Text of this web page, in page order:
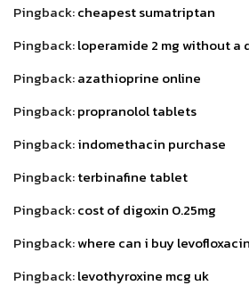
Pingback:cheapest sumatriptan
Pingback:loperamide 2 mg without
Pingback:azathioprine online
Pingback:propranolol tablets
Pingback:indomethacin purchase
Pingback:terbinafine tablet
Pingback:cost of digoxin 0.25mg
Pingback:where can i buy levofloxacin
Pingback:levothyroxine mcg uk